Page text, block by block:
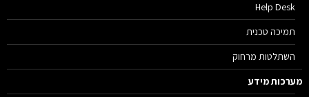
Help Desk
תמיכה טכנית
השתלטות מרחוק
מידע